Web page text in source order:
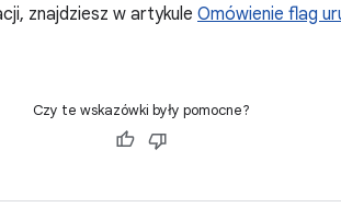
znajdziesz w artykule Omówienie flag
Czy te wskazówki były pomocne?